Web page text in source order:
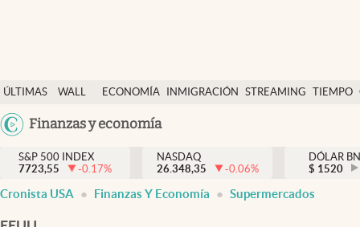
ÚLTIMAS
NOTICIAS
WALL
DÓLAR
ECONOMÍA INMIGRACIÓN STREAMING TIEMPO
México
USA
Finanzas y economía
Finanzas y economía
Wall Street y dólar
Inmigración
S&P 500 INDEX
7723,55
-0.17%
NASDAQ
26.348,35
-0.06%
DÓLAR
$ 1520
Cronista USA Finanzas Y Economía Supermercados